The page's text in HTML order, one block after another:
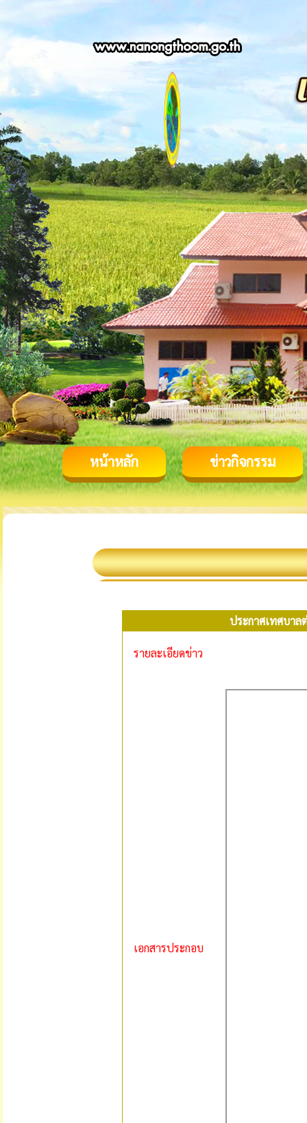
หน้าหลัก ข่าวกิจกรรม
ประกาศเทศบา
รายละเอียดข่าว
เอกสารประกอบ